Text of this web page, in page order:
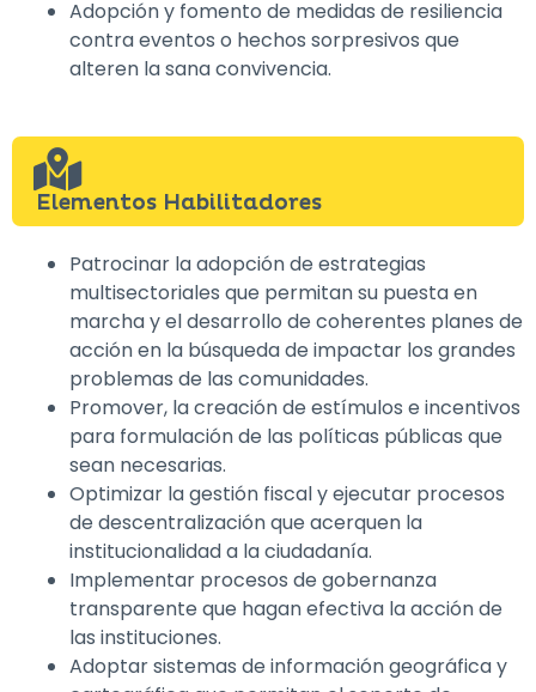
Adopción y fomento de medidas de resiliencia
contra eventos o hechos sorpresivos que
alteren la sana convivencia.
Elementos Habilitadores
Patrocinar la adopción de estrategias
multisectoriales que permitan su puesta en
marcha y el desarrollo de coherentes planes de
acción en la búsqueda de impactar los grandes
problemas de las comunidades.
Promover, la creación de estímulos e incentivos
para formulación de las políticas públicas que
sean necesarias.
Optimizar la gestión fiscal y ejecutar procesos
de descentralización que acerquen la
institucionalidad a la ciudadanía.
Implementar procesos de gobernanza
transparente que hagan efectiva la acción de
las instituciones.
Adoptar sistemas de información geográfica y